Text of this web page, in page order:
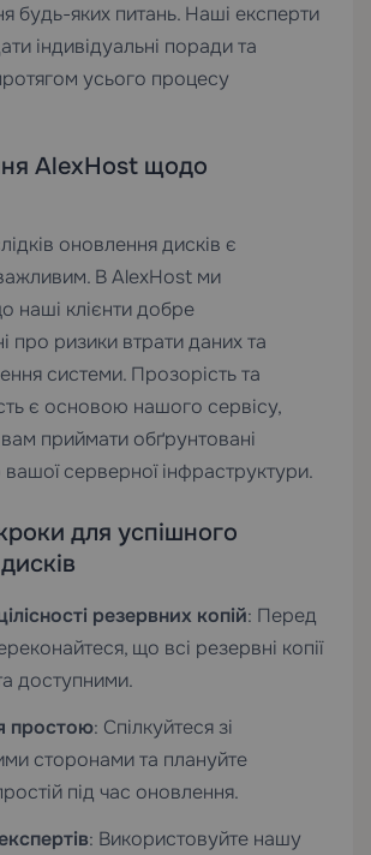
будь-яких питань. Наші експерти
індивідуальні поради та
усього процесу
AlexHost щодо
оновлення дисків є
В AlexHost ми
наші клієнти добре
про ризики втрати даних та
системи. Прозорість та
є основою нашого сервісу,
приймати обґрунтовані
серверної інфраструктури.
для успішного
резервних копій: Перед
що всі резервні копії
доступними.
простою: Спілкуйтеся зі
сторонами та плануйте
під час оновлення.
: Використовуйте нашу